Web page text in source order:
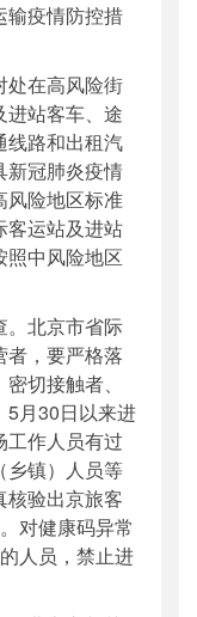
疫情防控措
在高风险街
进站客车、途
线路和出租汽
新冠肺炎疫情
风险地区标准
客运站及进站
照中风险地区
北京市省际
者，要严格落
切接触者、
5月30日以来进
工作人员有过
乡镇）人员等
核验出京旅客
对健康码异常
人员，禁止进